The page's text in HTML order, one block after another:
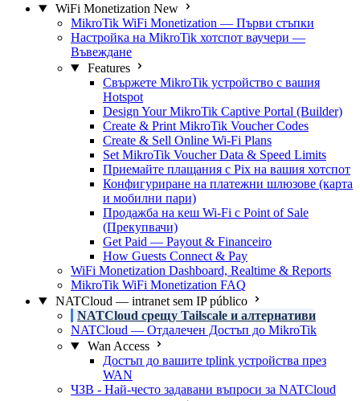
WiFi Monetization New
MikroTik WiFi Monetization — Първи стъпки
Настройка на MikroTik хотспот ваучери —
Въвеждане
Features
Свържете MikroTik устройство с вашия
Hotspot
Design Your MikroTik Captive Portal (Builder)
Create & Print MikroTik Voucher Codes
Create & Sell Online Wi-Fi Plans
Set MikroTik Voucher Data & Speed Limits
Приемайте плащания с Pix на вашия хотспот
Конфигуриране на платежни шлюзове (карта
и мобилни пари)
Продажба на кеш Wi-Fi с Point of Sale
(Прекупвачи)
Get Paid — Payout & Financeiro
How Guests Connect & Pay
WiFi Monetization Dashboard, Realtime & Reports
MikroTik WiFi Monetization FAQ
NATCloud — intranet sem IP público
NATCloud срещу Tailscale и алтернативи
NATCloud — Отдалечен Достъп до MikroTik
Wan Access
Достъп до вашите tplink устройства през
WAN
ЧЗВ - Най-често задавани въпроси за NATCloud